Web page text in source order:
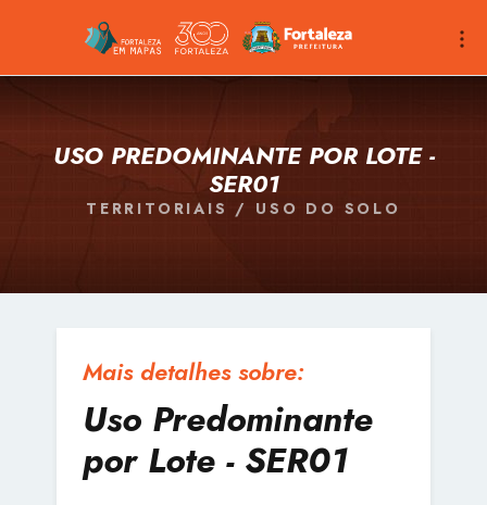
USO PREDOMINANTE POR LOTE -
SER01
TERRITORIAIS / USO DO SOLO
Mais detalhes sobre:
Uso Predominante
por Lote - SER01